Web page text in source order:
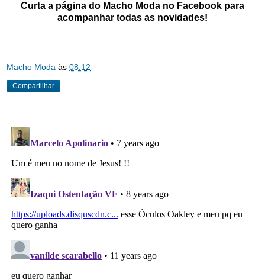
Curta a página do Macho Moda no Facebook para
acompanhar todas as novidades!
Macho Moda às 08:12
Compartilhar